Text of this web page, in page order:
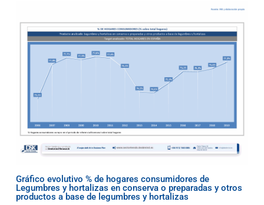
Gráfico evolutivo % de hogares consumidores de
Legumbres y hortalizas en conserva o preparadas y otros
productos a base de legumbres y hortalizas